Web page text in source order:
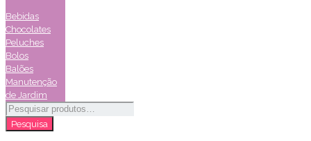
Bebidas
Chocolates
Peluches
Bolos
Balões
Manutenção
de Jardim
Pesquisar
por:
Pesquisa